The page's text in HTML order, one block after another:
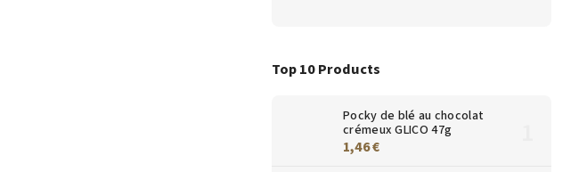
Top 10 Products
Pocky de blé au chocolat
crémeux GLICO 47g
1,46 €